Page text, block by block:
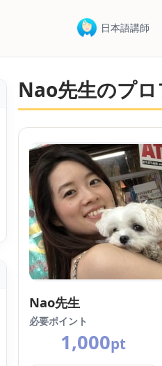
日本語講師
Nao先生のプ
Nao先生
必要ポイント
1,000pt